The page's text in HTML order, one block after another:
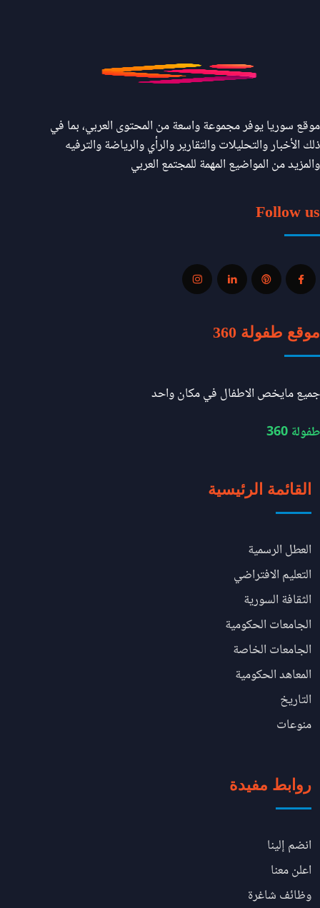
موقع سوريا يوفر مجموعة واسعة من المحتوى العربي، بما في
ذلك الأخبار والتحليلات والتقارير والرأي والرياضة والترفيه
والمزيد من المواضيع المهمة للمجتمع العربي
Follow us
موقع طفولة 360
جميع مايخص الاطفال في مكان واحد
طفولة 360
القائمة الرئيسية
العطل الرسمية
التعليم الافتراضي
الثقافة السورية
الجامعات الحكومية
الجامعات الخاصة
المعاهد الحكومية
التاريخ
منوعات
روابط مفيدة
انضم إلينا
اعلن معنا
وظائف شاغرة